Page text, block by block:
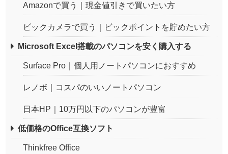
Amazonで買う｜現金値引きで買いたい方
ビックカメラで買う｜ビックポイントを貯めたい方
Microsoft Excel搭載のパソコンを安く購入する
Surface Pro｜個人用ノートパソコンにおすすめ
レノボ｜コスパのいいノートパソコン
日本HP｜10万円以下のパソコンが豊富
低価格のOffice互換ソフト
Thinkfree Office